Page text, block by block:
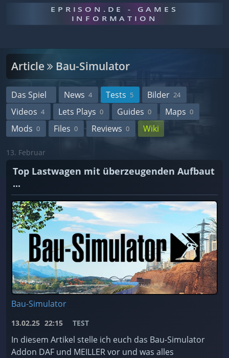
EPRISON.DE - GAMES
INFORMATION
Article Bau-Simulator
Das Spiel News 4 Tests 5 Bilder 24
Videos 4 Lets Plays 0 Guides 0 Maps 0
Mods 0 Files 0 Reviews 0 Wiki
13. Februar
Top Lastwagen mit überzeugenden Aufbaut
...
Bau-Simulator
13.02.25 22:15 TEST
In diesem Artikel stelle ich euch das Bau-Simulator
Addon DAF und MEILLER vor und was alles